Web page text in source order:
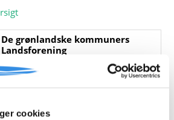
cookies
De grønlandske kommuners
Landsforening
Samlingen indeholder
placeringsplaner for de grønlandske
kommuner fra 1986.